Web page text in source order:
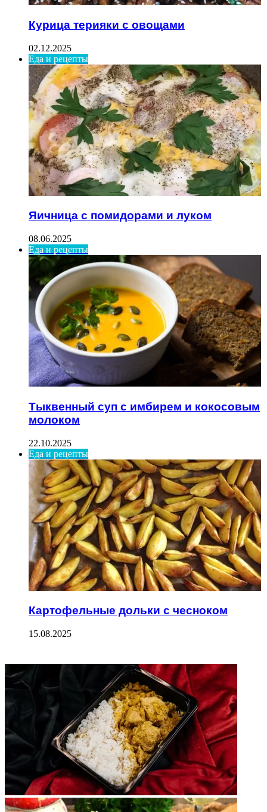
Курица терияки с овощами
02.12.2025
Еда и рецепты
Яичница с помидорами и луком
08.06.2025
Еда и рецепты
Тыквенный суп с имбирем и кокосовым
молоком
22.10.2025
Еда и рецепты
Картофельные дольки с чесноком
15.08.2025